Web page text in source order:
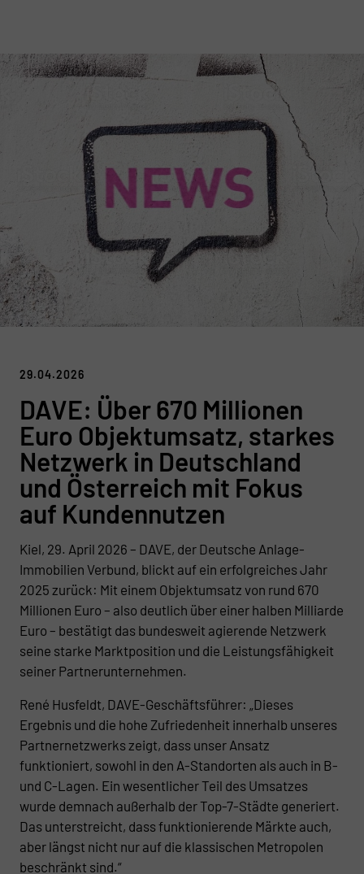
29.04.2026
DAVE: Über 670 Millionen
Euro Objektumsatz, starkes
Netzwerk in Deutschland
und Österreich mit Fokus
auf Kundennutzen
Kiel, 29. April 2026 – DAVE, der Deutsche Anlage-
Immobilien Verbund, blickt auf ein erfolgreiches Jahr
2025 zurück: Mit einem Objektumsatz von rund 670
Millionen Euro – also deutlich über einer halben Milliarde
Euro – bestätigt das bundesweit agierende Netzwerk
seine starke Marktposition und die Leistungsfähigkeit
seiner Partnerunternehmen.
René Husfeldt, DAVE-Geschäftsführer: „Dieses
Ergebnis und die hohe Zufriedenheit innerhalb unseres
Partnernetzwerks zeigt, dass unser Ansatz
funktioniert, sowohl in den A-Standorten als auch in B-
und C-Lagen. Ein wesentlicher Teil des Umsatzes
wurde demnach außerhalb der Top-7-Städte generiert.
Das unterstreicht, dass funktionierende Märkte auch,
aber längst nicht nur auf die klassischen Metropolen
beschränkt sind.“